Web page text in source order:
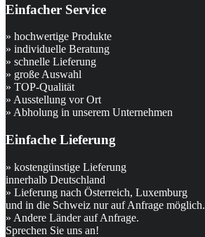
Einfacher Service
» hochwertige Produkte
» individuelle Beratung
» schnelle Lieferung
» große Auswahl
» TOP-Qualität
» Ausstellung vor Ort
» Abholung in unserem Unternehmen
Einfache Lieferung
» kostengünstige Lieferung
innerhalb Deutschland
» Lieferung nach Österreich, Luxemburg
und in die Schweiz nur auf Anfrage möglich.
» Andere Länder auf Anfrage.
Sprechen Sie uns an!